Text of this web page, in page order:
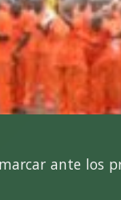
ante los